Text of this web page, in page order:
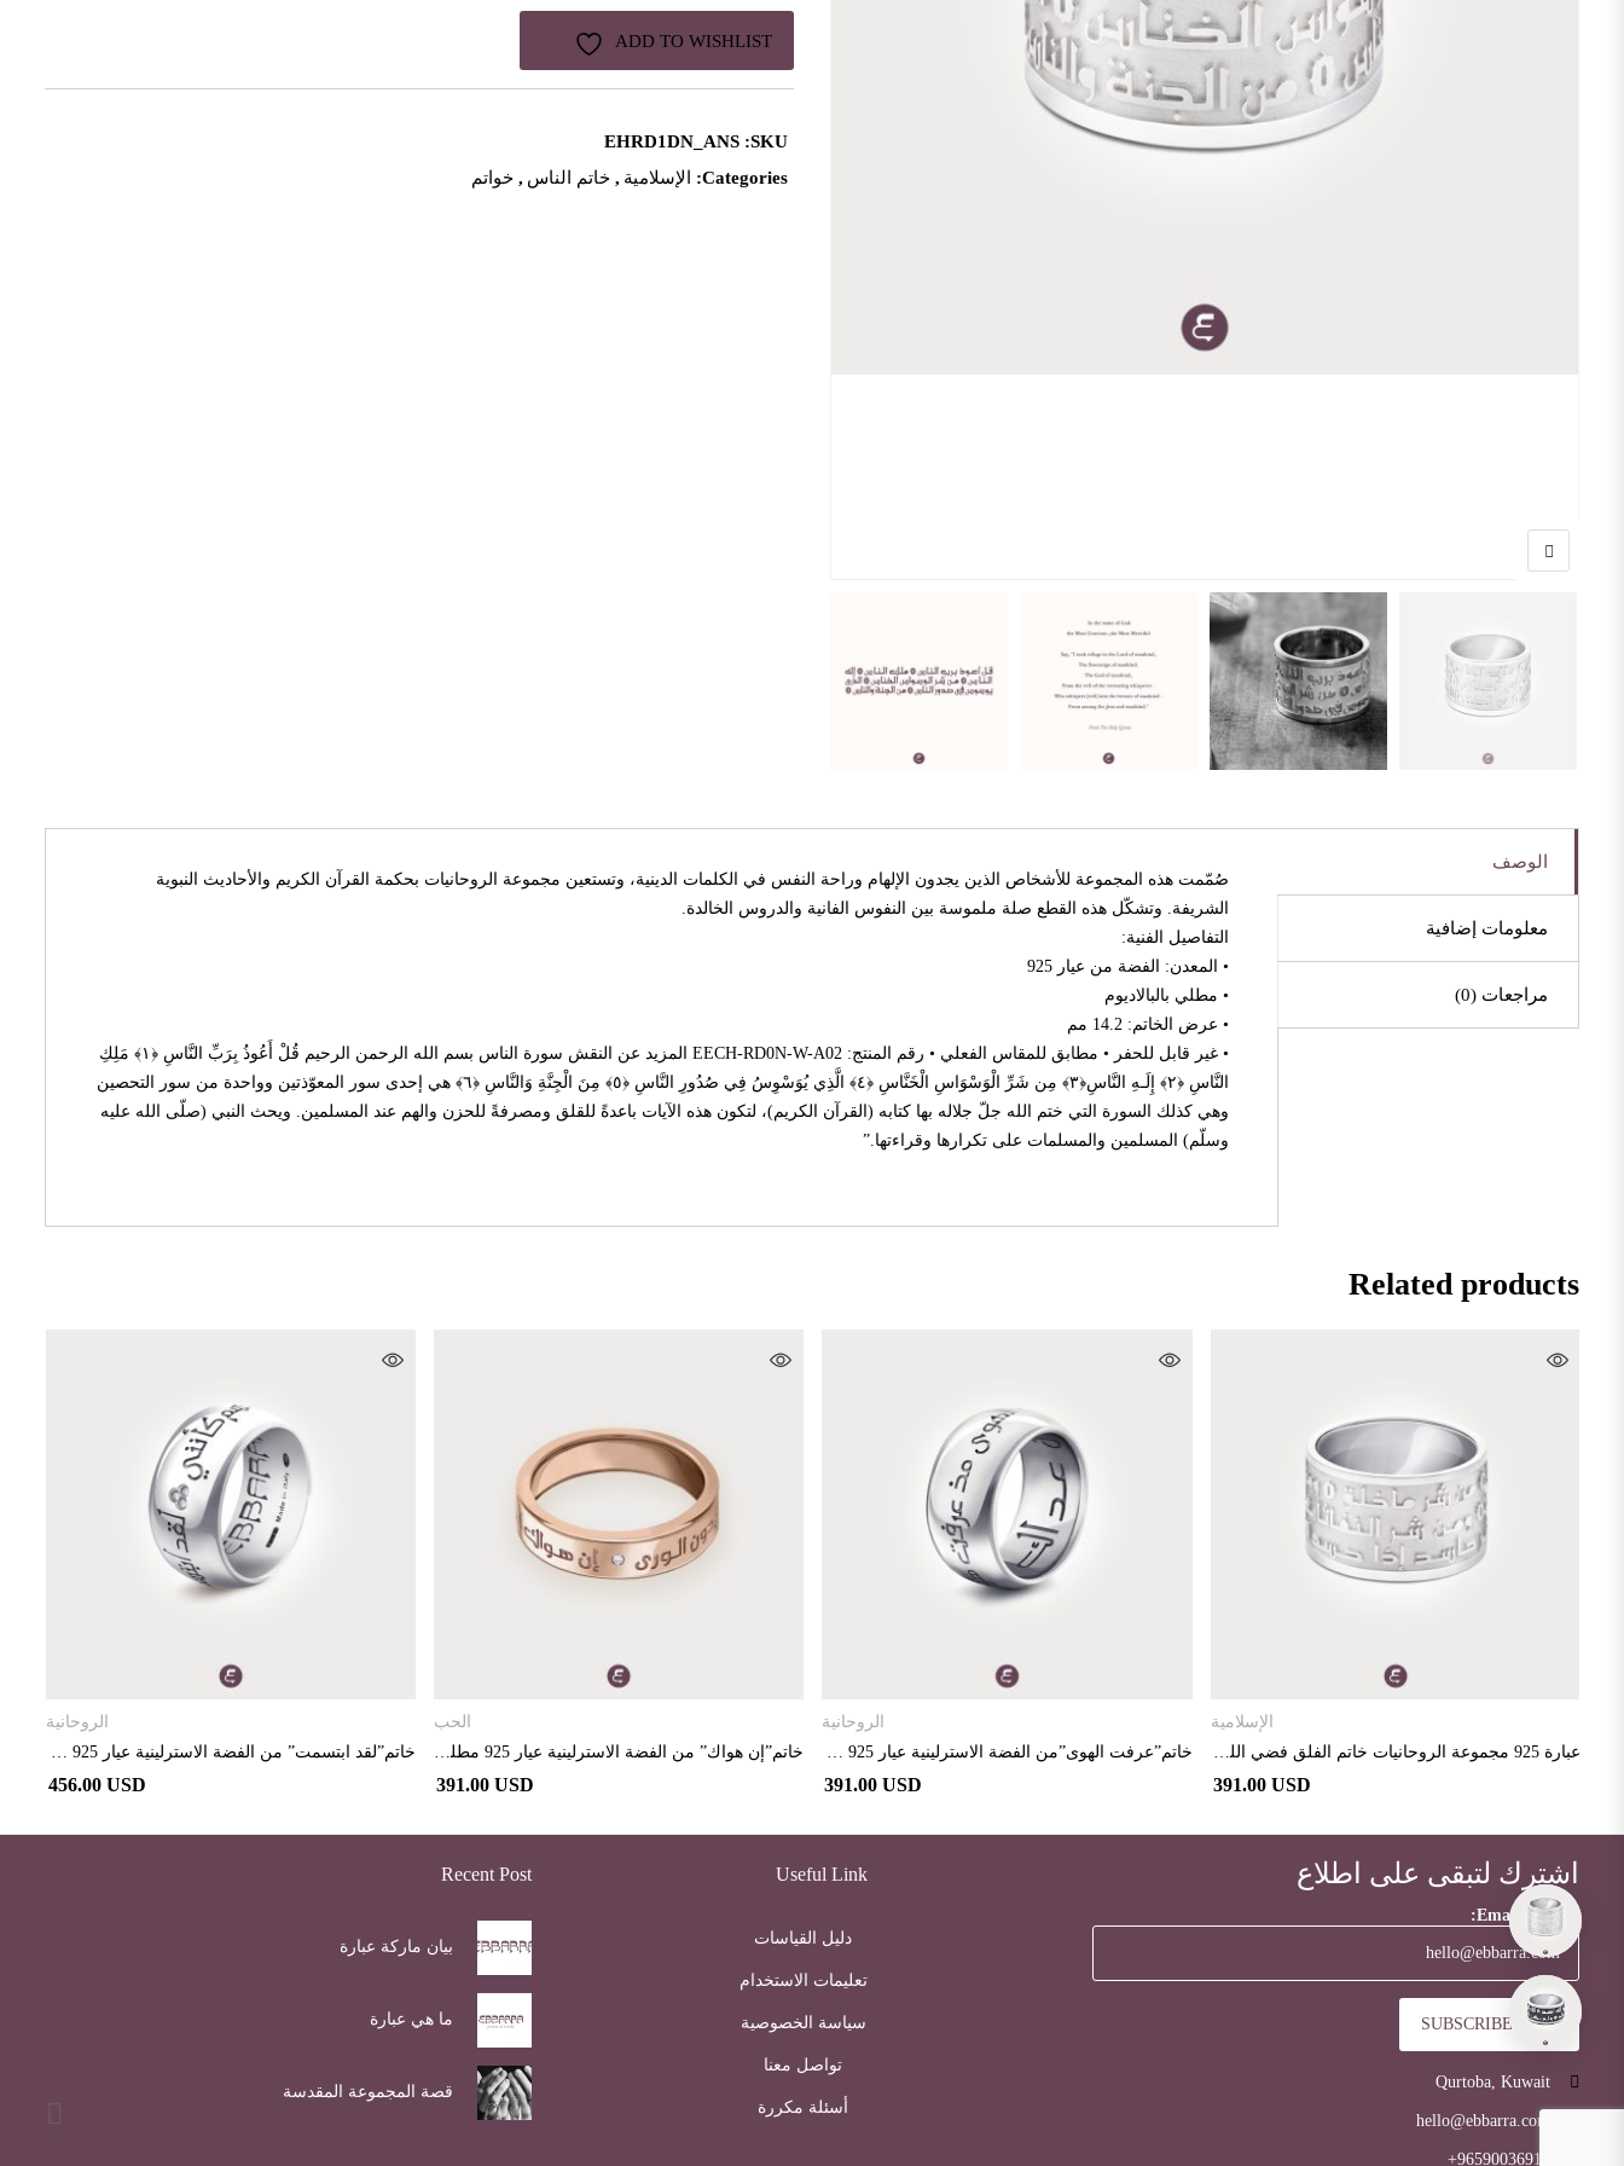
ADD TO WISHLIST
SKU:
EHRD1DN_ANS
Categories:
الإسلامية , خاتم الناس , خواتم
الوصف
معلومات إضافية
مراجعات (0)
صُمّمت هذه المجموعة للأشخاص الذين يجدون الإلهام وراحة النفس في الكلمات الدينية، وتستعين مجموعة الروحانيات بحكمة القرآن الكريم والأحاديث النبوية
الشريفة. وتشكّل هذه القطع صلة ملموسة بين النفوس الفانية والدروس الخالدة.
التفاصيل الفنية:
• المعدن: الفضة من عيار 925
• مطلي بالبالاديوم
• عرض الخاتم: 14.2 مم
• غير قابل للحفر • مطابق للمقاس الفعلي • رقم المنتج: EECH-RD0N-W-A02 المزيد عن النقش سورة الناس بسم الله الرحمن الرحيم قُلْ أَعُوذُ بِرَبِّ النَّاسِ ﴿١﴾ مَلِكِ
النَّاسِ ﴿٢﴾ إِلَـهِ النَّاسِ﴿٣﴾ مِن شَرِّ الْوَسْوَاسِ الْخَنَّاسِ ﴿٤﴾ الَّذِي يُوَسْوِسُ فِي صُدُورِ النَّاسِ ﴿٥﴾ مِنَ الْجِنَّةِ وَالنَّاسِ ﴿٦﴾ هي إحدى سور المعوّذتين وواحدة من سور التحصين
وهي كذلك السورة التي ختم الله جلّ جلاله بها كتابه (القرآن الكريم)، لتكون هذه الآيات باعدةً للقلق ومصرفةً للحزن والهم عند المسلمين. ويحث النبي (صلّى الله عليه
وسلّم) المسلمين والمسلمات على تكرارها وقراءتها.”
Related products
تحديد أحد الخيارات
الإسلامية
391.00 USD
تحديد أحد الخيارات
الروحانية
391.00 USD
تحديد أحد الخيارات
الحب
خاتم”إن هواك” من الفضة الاسترلينية عيار 925 مطلي بالذهب الوردي و مرصع بالألماس
391.00 USD
تحديد أحد الخيارات
الروحانية
456.00 USD
اشترك لتبقى على اطلاع
Email address:
Qurtoba, Kuwait
hello@ebbarra.com
96590036919+
Useful Link
دليل القياسات
تعليمات الاستخدام
سياسة الخصوصية
تواصل معنا
أسئلة مكررة
Recent Post
بيان ماركة عبارة
ما هي عبارة
قصة المجموعة المقدسة